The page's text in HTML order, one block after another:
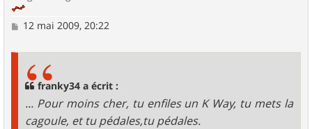
M12 mai 2009, 20:22
franky34 a écrit :
... Pour moins cher, tu enfiles un K Way, tu mets la
cagoule, et tu pédales,tu pédales.